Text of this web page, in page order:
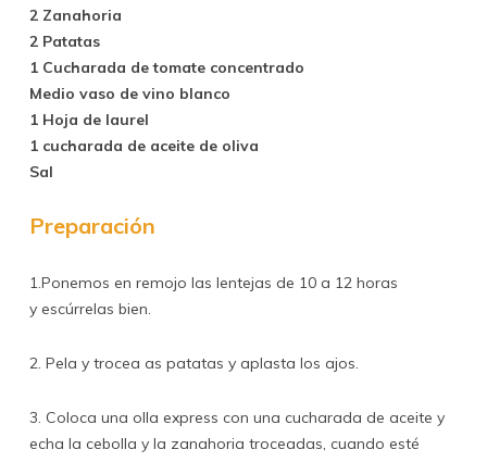
2 Zanahoria
2 Patatas
1 Cucharada de tomate concentrado
Medio vaso de vino blanco
1 Hoja de laurel
1 cucharada de aceite de oliva
Sal
Preparación
1.Ponemos en remojo las lentejas de 10 a 12 horas
y escúrrelas bien.
2. Pela y trocea as patatas y aplasta los ajos.
3. Coloca una olla express con una cucharada de aceite y
echa la cebolla y la zanahoria troceadas, cuando esté